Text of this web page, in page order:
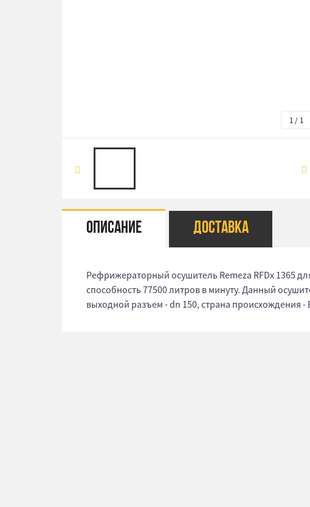
1 / 1
Описание Доставка
Рефрижераторный осушитель Remeza RFDx 1365
способность 77500 литров в минуту. Данный
выходной разъем - dn 150, страна происхождения -